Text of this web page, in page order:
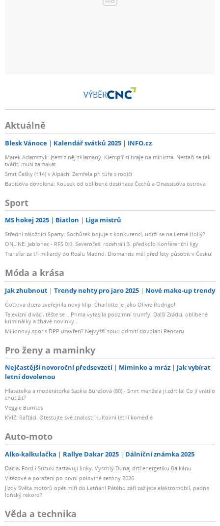
VÝBĚR
Aktuálně
Blesk Vánoce Kalendář svátků 2025 INFO.cz
Marek Adamczyk: Jsem z něj zklamaný. Klempíř si hraje na ministra. Nestačí se tak
tvářit, musí zamakat
Smrt Češky (†14) v Alpách: Zemřela při túře s rodiči
Babišova dovolená: Kousek od oblíbené destinace Čechů a Onassisova ostrova
Sport
MS hokej 2025 Biatlon Liga mistrů
Střední záložníci Sparty: Sochůrek bojuje s konkurencí, udrží se na Letné Hollý?
ONLINE: Jablonec - RFS 0:0. Severočeši rozehráli 3. předkolo Konferenční ligy
Transfer za tři miliardy do Realu Madrid: Diomande měl před lety působit v Česku!
Móda a krása
Jak zhubnout Trendy nehty pro jaro 2025 Nové make-up trendy
Gottova dcera zveřejnila nový klip: Charlotte je jako Olivie Rodrigo!
Televizní diváci, těšte se... Prima vytasila podzimní trumfy! Další Zrádci, oblíbené
kriminálky a žhavé novinky...
Milionový spor s DPP uzavřen? Nejvyšší soud odmítl dovolání Rencaru
Pro ženy a maminky
Nejčastější novoroční předsevzetí Miminko a mráz
Jak vybírat
letní dovolenou
Hlasatelka a moderátorka Saskia Burešová (80) - Smrt manžela ji zdrtila! Co jí vrátilo
chuť žít?
Veggie Burritos
KVÍZ: Rafťáci. Otestujte své znalosti kultovní letní komedie
Auto-moto
Alko-kalkulačka Rallye Dakar 2025 Dálniční známka 2025
Dacia, Ford i Suzuki zastavují linky. Vyschlý Dunaj drtí energetiku Balkánu
Vítězové a poražení po první polovině sezóny 2026
Jízdy Světa motorů opět míří do Letňan! Pátého září zažijete elektromobil, padne
loňský rekord?
Věda a technika